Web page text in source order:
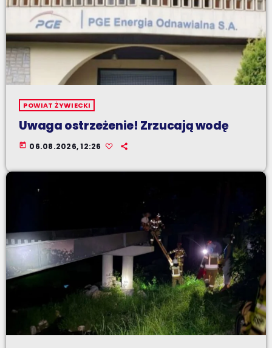
POWIAT ŻYWIECKI
Uwaga ostrzeżenie! Zrzucają wodę
today 06.08.2026, 12:26